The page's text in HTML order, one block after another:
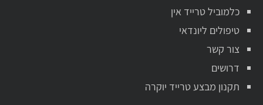
כלמוביל טרייד אין
טיפולים ליונדאי
צור קשר
דרושים
תקנון מבצע טרייד יוקרה